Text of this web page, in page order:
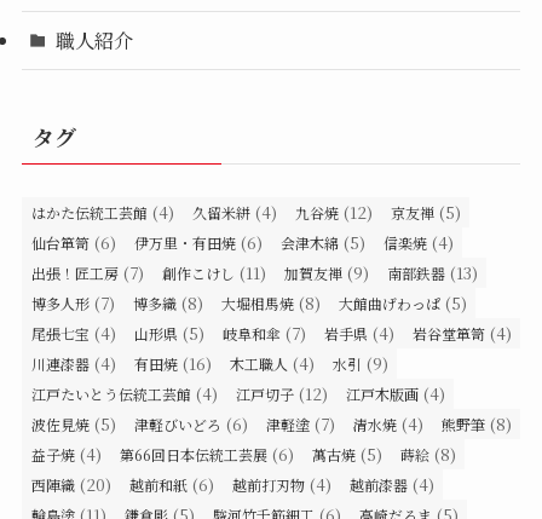
職人紹介
タグ
はかた伝統工芸館 (4) 久留米絣 (4) 九谷焼 (12) 京友禅 (5)
仙台箪笥 (6) 伊万里・有田焼 (6) 会津木綿 (5) 信楽焼 (4)
出張！匠工房 (7) 創作こけし (11) 加賀友禅 (9) 南部鉄器 (13)
博多人形 (7) 博多織 (8) 大堀相馬焼 (8) 大館曲げわっぱ (5)
尾張七宝 (4) 山形県 (5) 岐阜和傘 (7) 岩手県 (4) 岩谷堂箪笥 (4)
川連漆器 (4) 有田焼 (16) 木工職人 (4) 水引 (9)
江戸たいとう伝統工芸館 (4) 江戸切子 (12) 江戸木版画 (4)
波佐見焼 (5) 津軽びいどろ (6) 津軽塗 (7) 清水焼 (4) 熊野筆 (8)
益子焼 (4) 第66回日本伝統工芸展 (6) 萬古焼 (5) 蒔絵 (8)
西陣織 (20) 越前和紙 (6) 越前打刃物 (4) 越前漆器 (4)
輪島塗 (11) 鎌倉彫 (5) 駿河竹千筋細工 (6) 高崎だるま (5)